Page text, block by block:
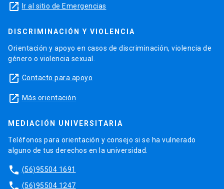
launch Ir al sitio de Emergencias
DISCRIMINACIÓN Y VIOLENCIA
Orientación y apoyo en casos de discriminación, violencia de
género o violencia sexual.
launch Contacto para apoyo
launch Más orientación
MEDIACIÓN UNIVERSITARIA
Teléfonos para orientación y consejo si se ha vulnerado
alguno de tus derechos en la universidad.
phone (56)95504 1691
phone (56)95504 1247